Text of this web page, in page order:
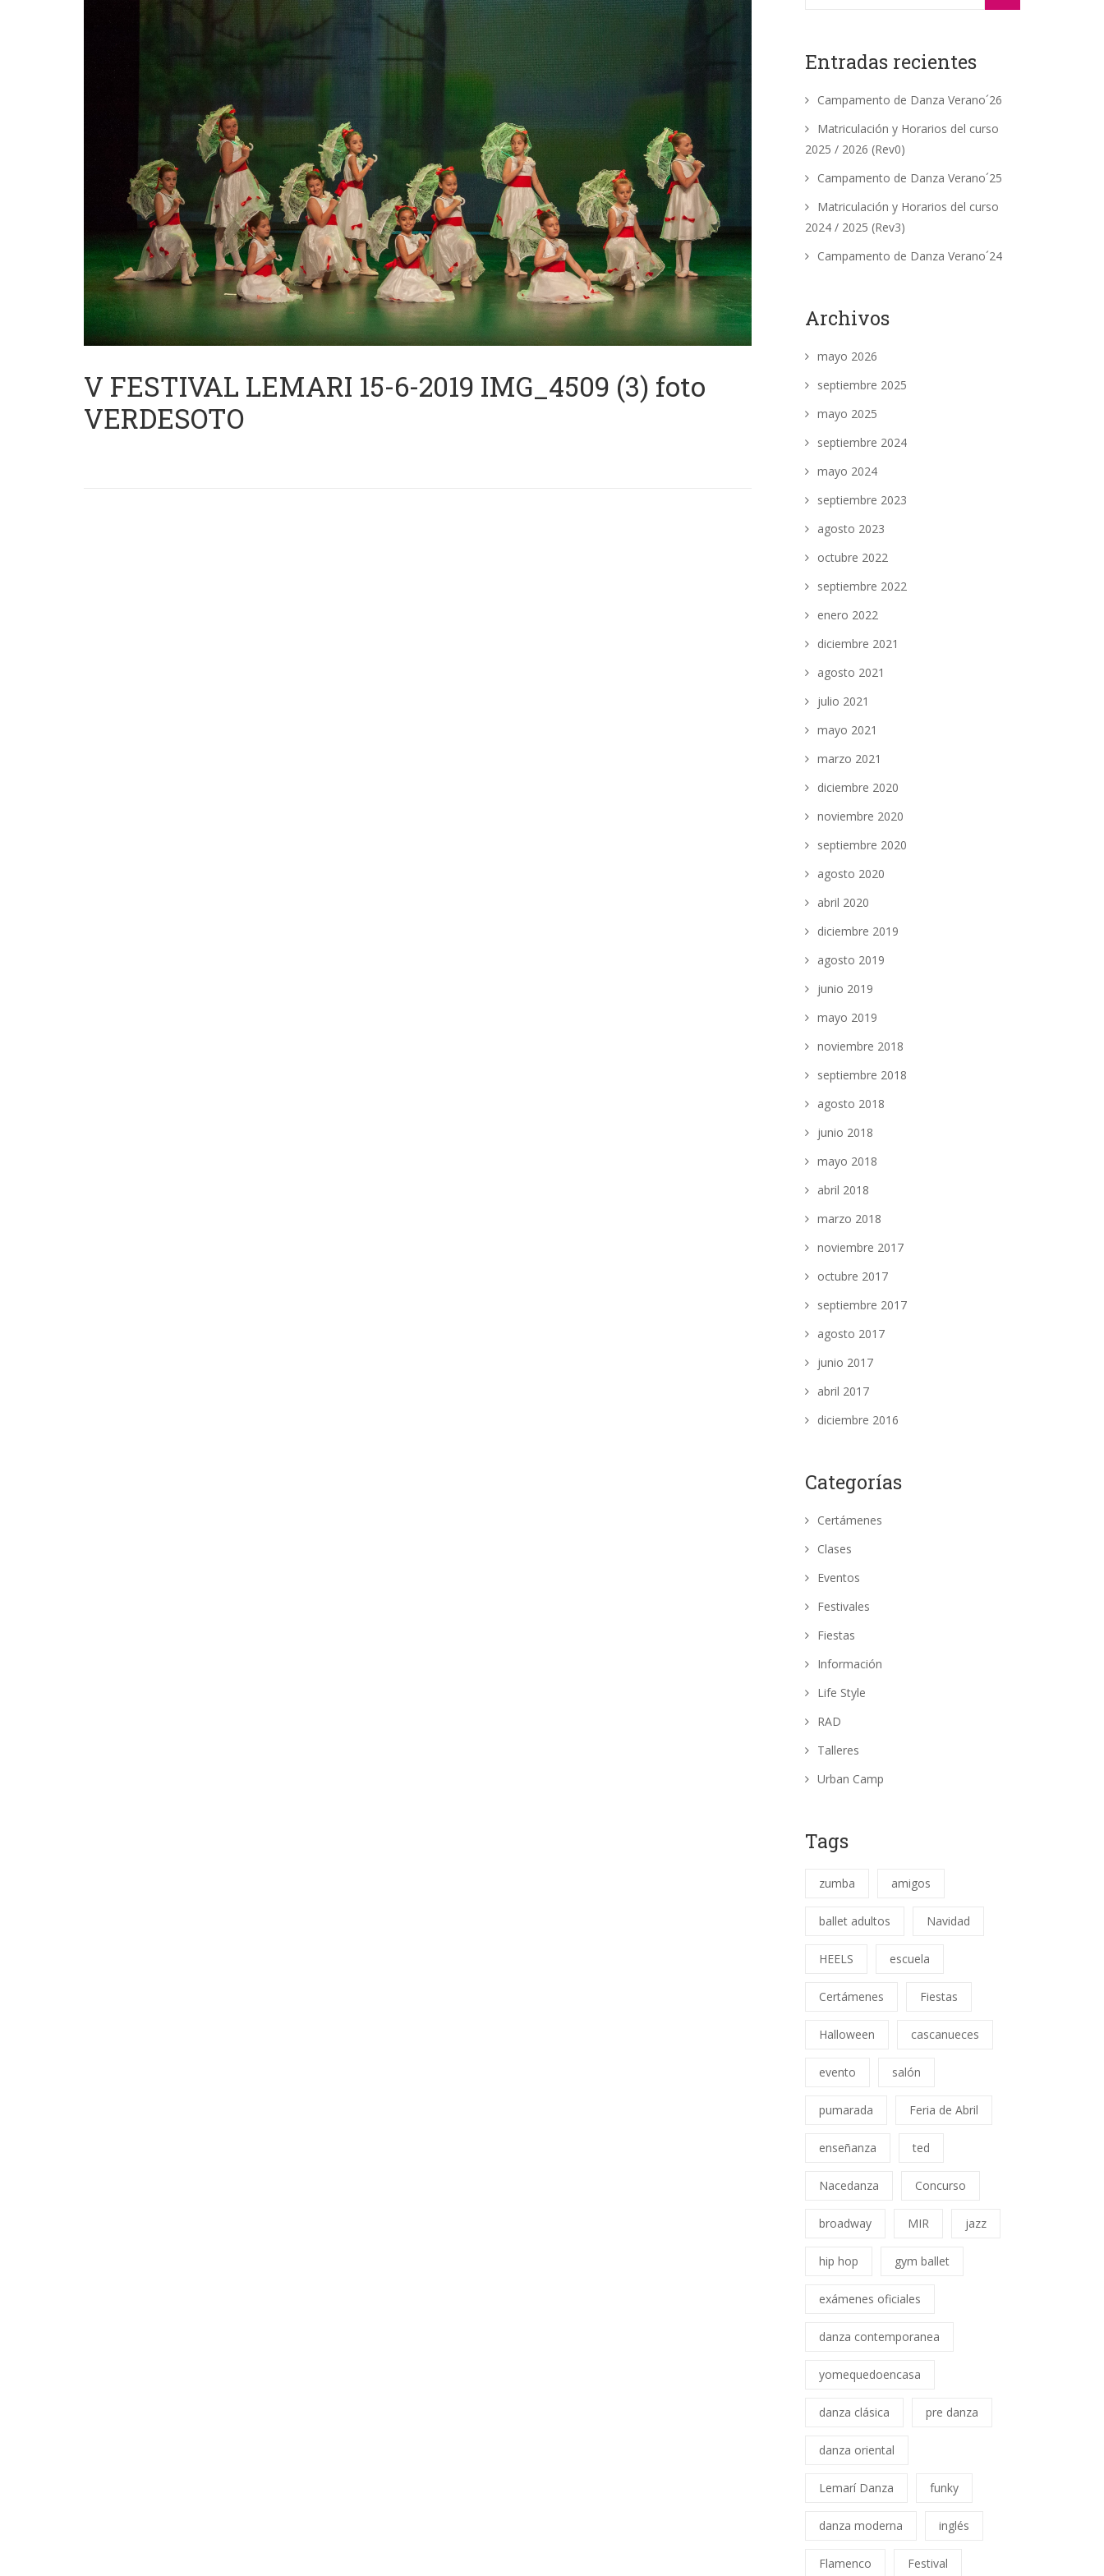
V FESTIVAL LEMARI 15-6-2019 IMG_4509 (3) foto
VERDESOTO
Entradas recientes
Campamento de Danza Verano´26
Matriculación y Horarios del curso
2025 / 2026 (Rev0)
Campamento de Danza Verano´25
Matriculación y Horarios del curso
2024 / 2025 (Rev3)
Campamento de Danza Verano´24
Archivos
mayo 2026
septiembre 2025
mayo 2025
septiembre 2024
mayo 2024
septiembre 2023
agosto 2023
octubre 2022
septiembre 2022
enero 2022
diciembre 2021
agosto 2021
julio 2021
mayo 2021
marzo 2021
diciembre 2020
noviembre 2020
septiembre 2020
agosto 2020
abril 2020
diciembre 2019
agosto 2019
junio 2019
mayo 2019
noviembre 2018
septiembre 2018
agosto 2018
junio 2018
mayo 2018
abril 2018
marzo 2018
noviembre 2017
octubre 2017
septiembre 2017
agosto 2017
junio 2017
abril 2017
diciembre 2016
Categorías
Certámenes
Clases
Eventos
Festivales
Fiestas
Información
Life Style
RAD
Talleres
Urban Camp
Tags
zumba amigos
ballet adultos Navidad
HEELS escuela
Certámenes Fiestas
Halloween cascanueces
evento salón
pumarada Feria de Abril
enseñanza ted
Nacedanza Concurso
broadway MIR jazz
hip hop gym ballet
exámenes oficiales
danza contemporanea
yomequedoencasa
danza clásica pre danza
danza oriental
Lemarí Danza funky
danza moderna inglés
Flamenco Festival